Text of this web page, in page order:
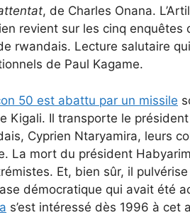
, de Charles Onana.
revient sur les cinq enquêtes
rwandais. Lecture salutaire
de Paul Kagame.
50 est abattu par un missile
Kigali. Il transporte le
Cyprien Ntaryamira, leurs
La mort du président
Et, bien sûr, il pulvérise
démocratique qui avait été
s’est intéressé dès 1996 à cet